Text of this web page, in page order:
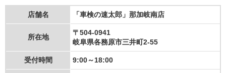
店舗名 「車検の速太郎」那加岐南店
所在地
〒504-0941
岐阜県各務原市三井町2-55
受付時間 9:00～18:00